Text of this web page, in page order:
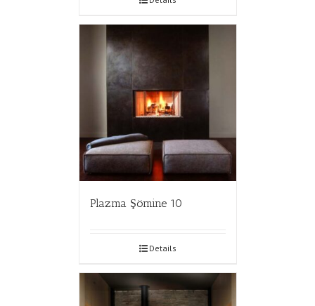
Plazma Şömine 10
Details